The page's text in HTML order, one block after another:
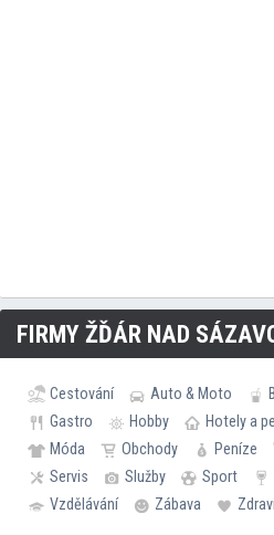
FIRMY ŽĎÁR NAD
Cestování Auto & Moto
Gastro
Hobby Hotely a
Móda
Obchody Peníze
Servis
Služby Sport
Vzdělávání
Zábava